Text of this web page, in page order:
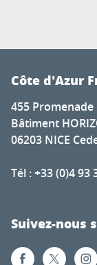
Côte d'Azur
455 Promenade
Bâtiment
06203 NICE
Tél : +33 (0)4 93
Suivez-nous